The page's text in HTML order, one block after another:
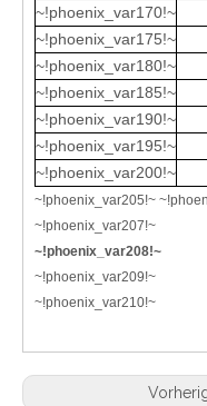
~!phoenix_var170!~
~!phoenix_var175!~
~!phoenix_var180!~
~!phoenix_var185!~
~!phoenix_var190!~
~!phoenix_var195!~
~!phoenix_var200!~
~!phoenix_var205!~
~!phoenix_var207!~
~!phoenix_var208!~
~!phoenix_var209!~
~!phoenix_var210!~